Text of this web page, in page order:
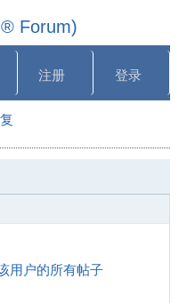
Forum)
注册 登录
用户的所有帖子